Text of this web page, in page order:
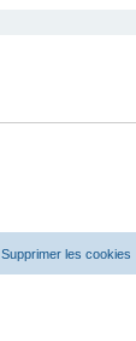
Supprimer les cookies